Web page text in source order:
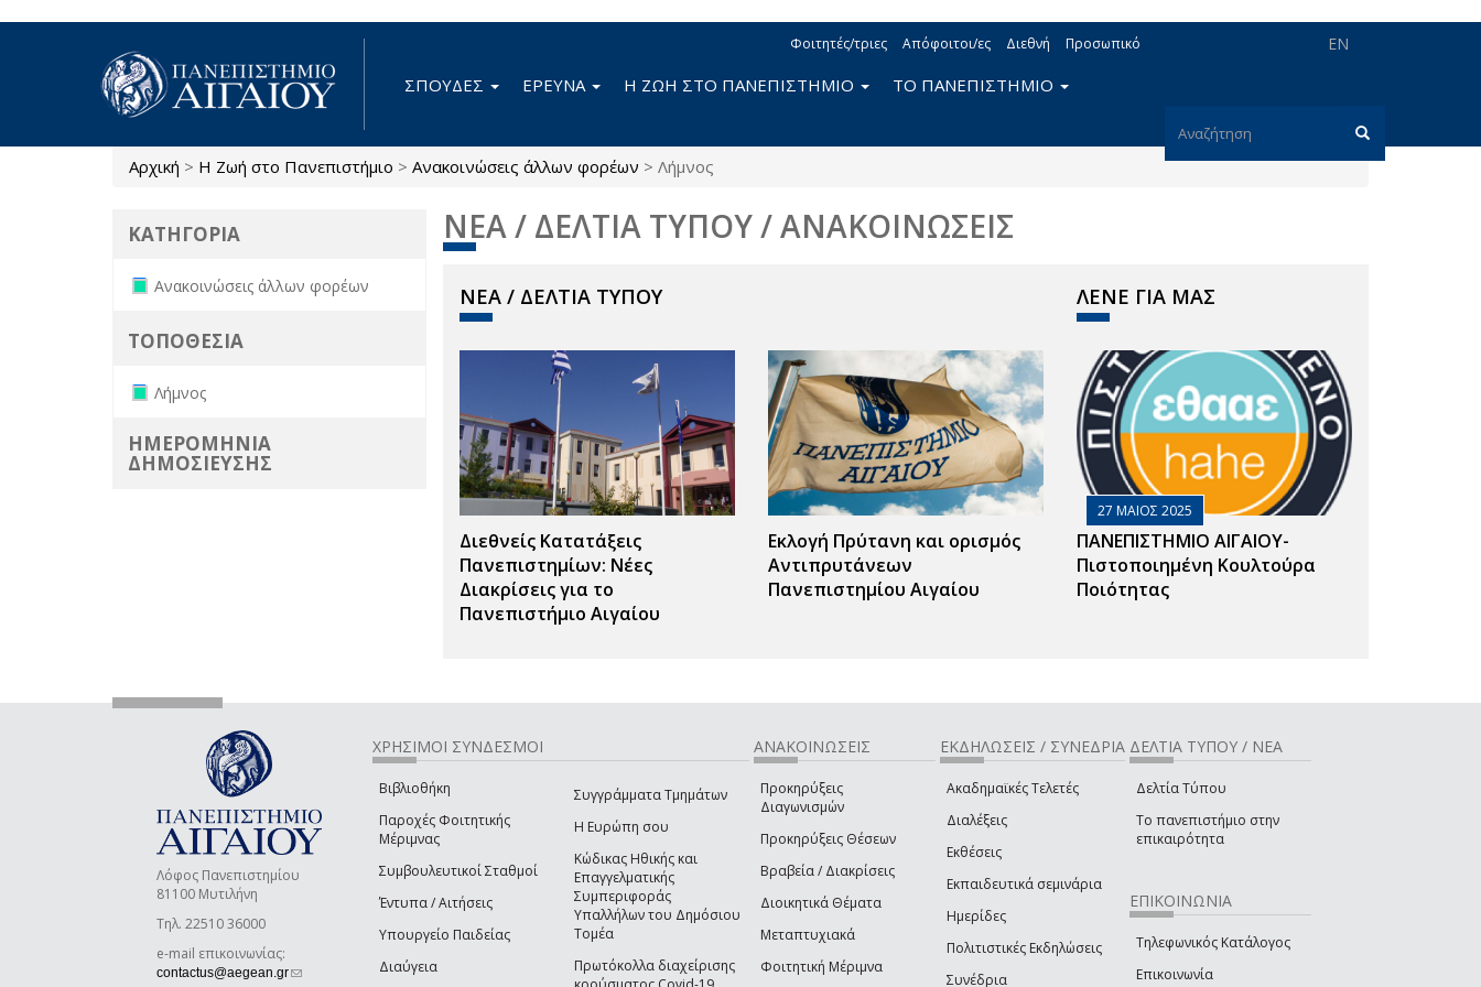
EN
Φοιτητές/τριες Απόφοιτοι/ες Διεθνή Προσωπικό
Φόρμα
ΣΠΟΥΔΕΣ ΕΡΕΥΝΑ Η ΖΩΗ ΣΤΟ ΠΑΝΕΠΙΣΤΗΜΙΟ ΤΟ ΠΑΝΕΠΙΣΤΗΜΙΟ
Είστε εδώ
Αρχική > Η Ζωή στο Πανεπιστήμιο > Ανακοινώσεις άλλων φορέων > Λήμνος
ΝΕΑ / ΔΕΛΤΙΑ ΤΥΠΟΥ / ΑΝΑΚΟΙΝΩΣΕΙΣ
ΝΕΑ / ΔΕΛΤΙΑ ΤΥΠΟΥ
Διεθνείς Κατατάξεις
Πανεπιστημίων: Νέες
Διακρίσεις για το
Πανεπιστήμιο Αιγαίου
Εκλογή Πρύτανη και ορισμός
Αντιπρυτάνεων
Πανεπιστημίου Αιγαίου
ΛΕΝΕ ΓΙΑ ΜΑΣ
27 ΜΑΙΟΣ 2025
ΠΑΝΕΠΙΣΤΗΜΙΟ ΑΙΓΑΙΟΥ-
Πιστοποιημένη Κουλτούρα
Ποιότητας
ΚΑΤΗΓΟΡΙΑ
Remove Ανακοινώσεις άλλων
Ανακοινώσεις άλλων φορέων
ΤΟΠΟΘΕΣΙΑ
Remove Λήμνος filter
Λήμνος
ΗΜΕΡΟΜΗΝΙΑ
ΔΗΜΟΣΙΕΥΣΗΣ
Λόφος Πανεπιστημίου
81100 Μυτιλήνη
Τηλ. 22510 36000
e-mail επικοινωνίας:
contactus@aegean.gr(link sends e-mail)
ΧΡΗΣΙΜΟΙ ΣΥΝΔΕΣΜΟΙ
Βιβλιοθήκη
Παροχές Φοιτητικής
Μέριμνας
Συμβουλευτικοί Σταθμοί
Έντυπα / Αιτήσεις
Υπουργείο Παιδείας
Διαύγεια
Συγγράμματα Τμημάτων
Η Ευρώπη σου
Κώδικας Ηθικής και
Επαγγελματικής
Συμπεριφοράς
Υπαλλήλων του Δημόσιου
Τομέα
Πρωτόκολλα διαχείρισης
ΑΝΑΚΟΙΝΩΣΕΙΣ
Προκηρύξεις
Διαγωνισμών
Προκηρύξεις Θέσεων
Βραβεία / Διακρίσεις
Διοικητικά Θέματα
Μεταπτυχιακά
Φοιτητική Μέριμνα
ΕΚΔΗΛΩΣΕΙΣ / ΣΥΝΕΔΡΙΑ
Ακαδημαϊκές Τελετές
Διαλέξεις
Εκθέσεις
Εκπαιδευτικά σεμινάρια
Ημερίδες
Πολιτιστικές Εκδηλώσεις
Συνέδρια
ΔΕΛΤΙΑ ΤΥΠΟΥ / ΝΕΑ
Δελτία Τύπου
Το πανεπιστήμιο στην
επικαιρότητα
ΕΠΙΚΟΙΝΩΝΙΑ
Τηλεφωνικός Κατάλογος
Επικοινωνία